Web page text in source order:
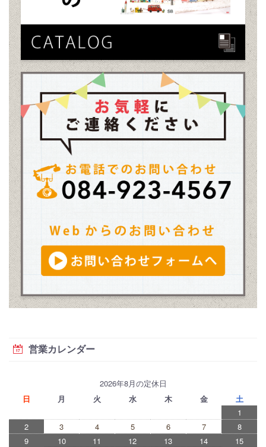
営業カレンダー
2026年8月の定休日
日
月 火 水 木 金
土
1
2
3 4 5 6 7
8
9
10 11 12 13 14
15